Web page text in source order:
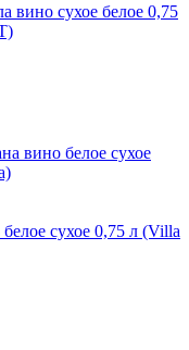
вино сухое белое 0,75
сухое 0,75 л (Villa